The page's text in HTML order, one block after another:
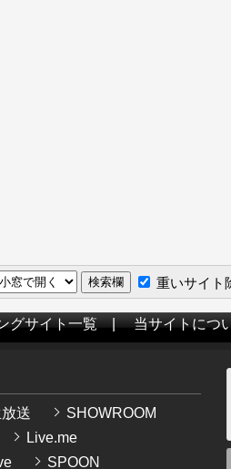
重いサイト
グサイト一覧|当サイトにつ
送
SHOWROOM
Live.me
SPOON